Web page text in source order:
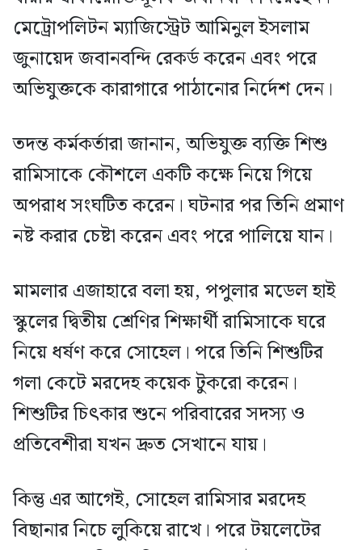
মেট্রোপলিটন ম্যাজিস্ট্রেট আমিনুল ইসলাম
জুনায়েদ জবানবন্দি রেকর্ড করেন এবং পরে
অভিযুক্তকে কারাগারে পাঠানোর নির্দেশ দেন।
তদন্ত কর্মকর্তারা জানান, অভিযুক্ত ব্যক্তি শিশু
রামিসাকে কৌশলে একটি কক্ষে নিয়ে গিয়ে
অপরাধ সংঘটিত করেন। ঘটনার পর তিনি প্রমাণ
নষ্ট করার চেষ্টা করেন এবং পরে পালিয়ে যান।
মামলার এজাহারে বলা হয়, পপুলার মডেল হাই
স্কুলের দ্বিতীয় শ্রেণির শিক্ষার্থী রামিসাকে ঘরে
নিয়ে ধর্ষণ করে সোহেল। পরে তিনি শিশুটির
গলা কেটে মরদেহ কয়েক টুকরো করেন।
শিশুটির চিৎকার শুনে পরিবারের সদস্য ও
প্রতিবেশীরা যখন দ্রুত সেখানে যায়।
কিন্তু এর আগেই, সোহেল রামিসার মরদেহ
বিছানার নিচে লুকিয়ে রাখে। পরে টয়লেটের